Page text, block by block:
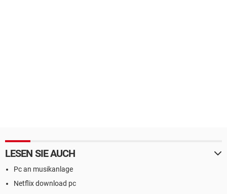
LESEN SIE AUCH
Pc an musikanlage
Netflix download pc